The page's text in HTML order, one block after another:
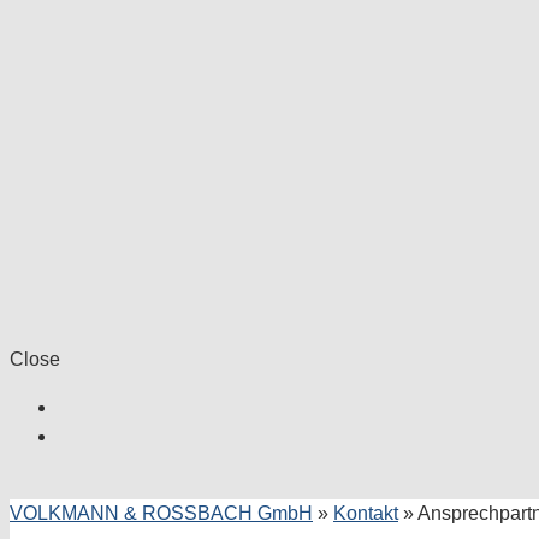
Close
VOLKMANN & ROSSBACH GmbH » Kontakt»